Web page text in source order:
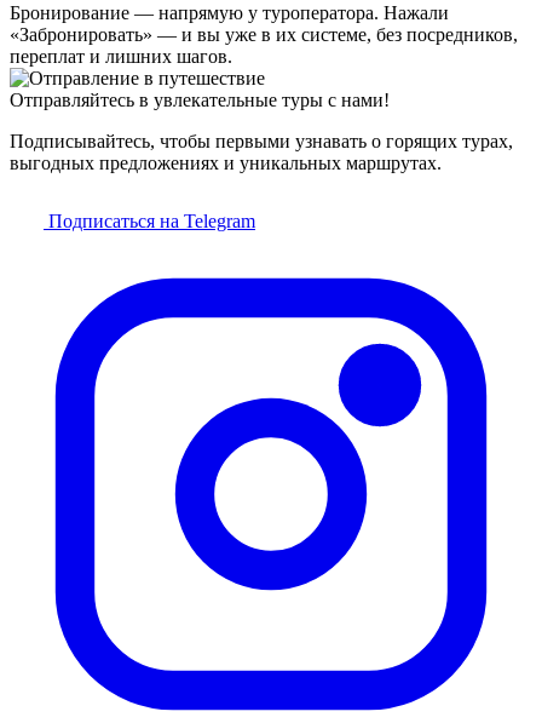
Бронирование — напрямую у туроператора. Нажали
«Забронировать» — и вы уже в их системе, без посредников,
переплат и лишних шагов.
Отправляйтесь в увлекательные туры с нами!
Подписывайтесь, чтобы первыми узнавать о горящих турах,
выгодных предложениях и уникальных маршрутах.
Подписаться на Telegram